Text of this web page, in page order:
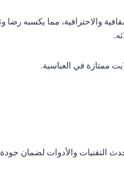
والاحترافية، مما يكسبه رضا
ممتازة في العباسية.
التقنيات والأدوات لضمان